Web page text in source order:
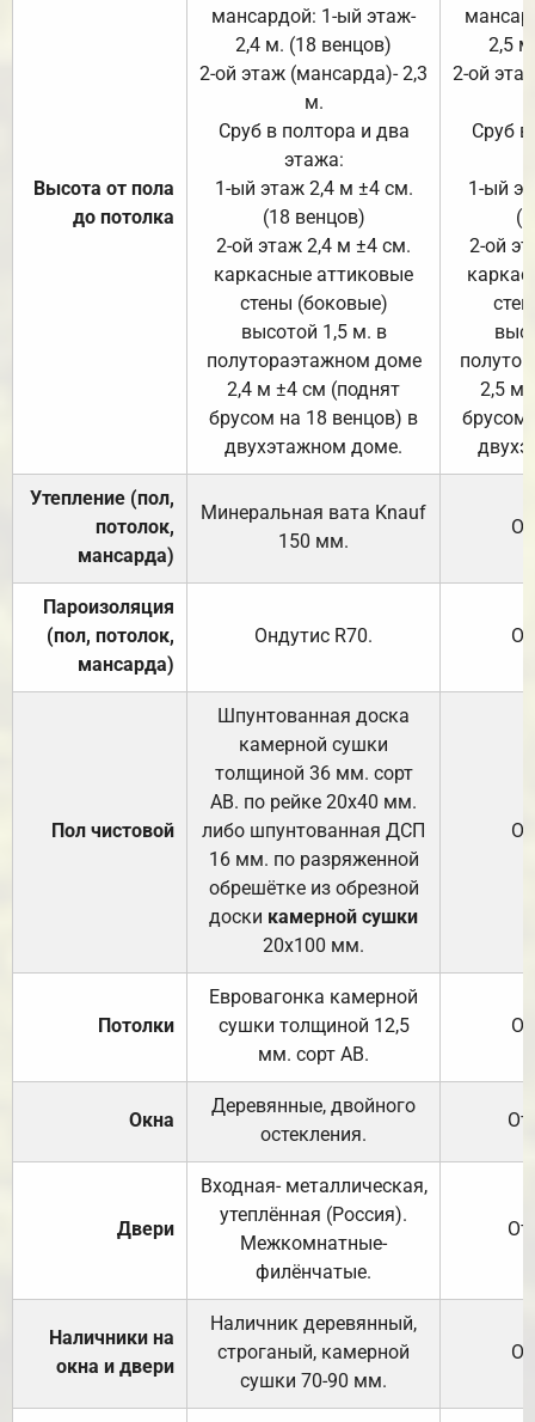
Высота от пола
до потолка
мансардой: 1-ый этаж-
2,4 м. (18 венцов)
2-ой этаж (мансарда)- 2,3
м.
Сруб в полтора и два
этажа:
1-ый этаж 2,4 м ±4 см.
(18 венцов)
2-ой этаж 2,4 м ±4 см.
каркасные аттиковые
стены (боковые)
высотой 1,5 м. в
полутораэтажном доме
2,4 м ±4 см (поднят
брусом на 18 венцов) в
двухэтажном доме.
2,5
2-ой
Сруб
1-ый
2-ой
2,5 м
брусом
Утепление (пол,
потолок,
мансарда)
Минеральная вата Knauf
150 мм.
Пароизоляция
(пол, потолок,
мансарда)
Ондутис R70.
Пол чистовой
Шпунтованная доска
камерной сушки
толщиной 36 мм. сорт
АВ. по рейке 20х40 мм.
либо шпунтованная ДСП
16 мм. по разряженной
обрешётке из обрезной
доски камерной сушки
20х100 мм.
Потолки
Евровагонка камерной
сушки толщиной 12,5
мм. сорт АВ.
Окна
Деревянные, двойного
остекления.
Двери
Входная- металлическая,
утеплённая (Россия).
Межкомнатные-
филёнчатые.
Наличники на
окна и двери
Наличник деревянный,
строганый, камерной
сушки 70-90 мм.